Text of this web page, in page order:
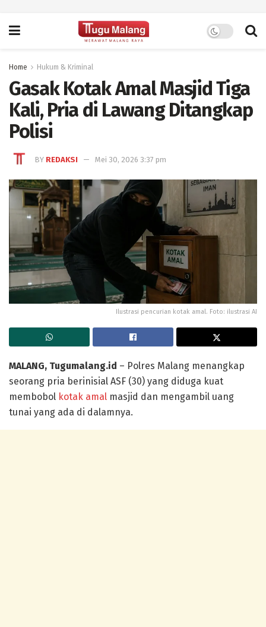
Home Hukum & Kriminal
Gasak Kotak Amal Masjid Tiga
Kali, Pria di Lawang Ditangkap
Polisi
BY REDAKSI Mei 30, 2026 3:37 pm
Ilustrasi pencurian kotak amal. Foto: ilustrasi AI
MALANG, Tugumalang.id – Polres Malang menangkap
seorang pria berinisial ASF (30) yang diduga kuat
membobol kotak amal masjid dan mengambil uang
tunai yang ada di dalamnya.